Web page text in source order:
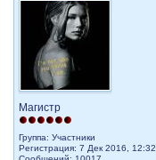
Магистр
Группа: Участники
Регистрация: 7 Дек 2016, 12:32